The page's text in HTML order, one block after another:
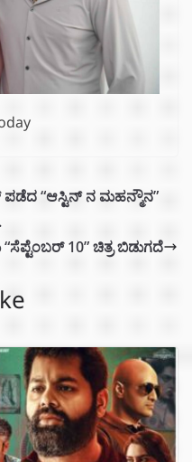
“ಆಸ್ಟಿನ್ ನ ಮಹನ್ಮೌನ”
10” ಚಿತ್ರ ಬಿಡುಗದೆ